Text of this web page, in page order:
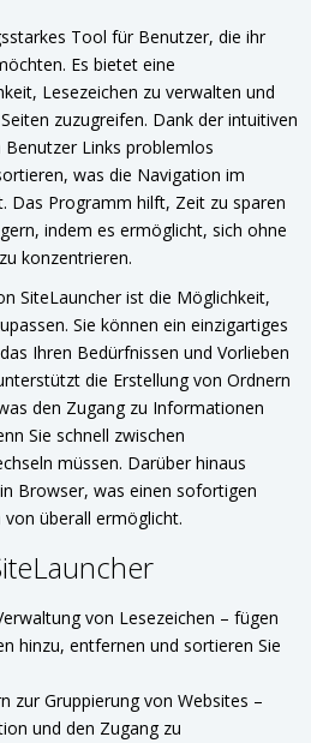
Tool für Benutzer, die ihr
Es bietet eine
Lesezeichen zu verwalten und
zuzugreifen. Dank der intuitiven
Links problemlos
was die Navigation im
Das Programm hilft, Zeit zu sparen
indem es ermöglicht, sich ohne
konzentrieren.
SiteLauncher ist die Möglichkeit,
Sie können ein einzigartiges
Ihren Bedürfnissen und Vorlieben
die Erstellung von Ordnern
den Zugang zu Informationen
Sie schnell zwischen
müssen. Darüber hinaus
Browser, was einen sofortigen
überall ermöglicht.
von Lesezeichen – fügen
hinzu, entfernen und sortieren Sie
zur Gruppierung von Websites –
und den Zugang zu